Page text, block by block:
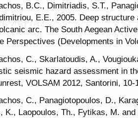
B.C., Dimitriadis, S.T.,
E.E., 2005. Deep
arc. The South Aegean
Perspectives (Developments in
C., Skarlatoudis, A.,
seismic hazard assessment in
VOLSAM 2012, Santorini, 10-
C., Panagiotopoulos, D.,
K., Laopoulos, Th., Fytikas, M.